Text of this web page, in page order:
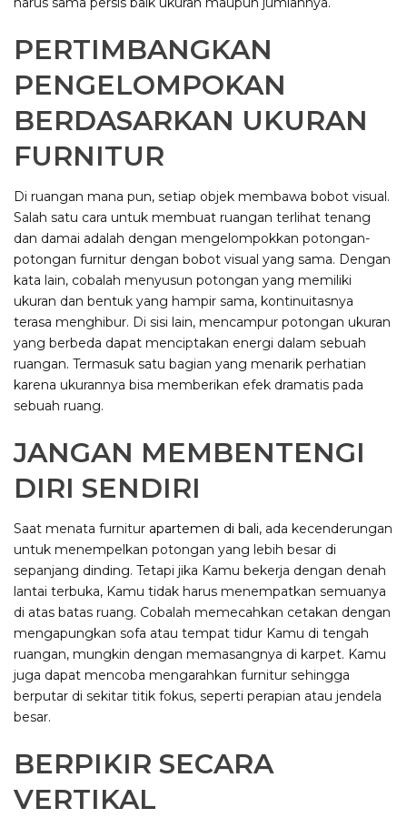
PERTIMBANGKAN
PENGELOMPOKAN
BERDASARKAN UKURAN
FURNITUR
Di ruangan mana pun, setiap objek membawa bobot visual.
Salah satu cara untuk membuat ruangan terlihat tenang
dan damai adalah dengan mengelompokkan potongan-
potongan furnitur dengan bobot visual yang sama. Dengan
kata lain, cobalah menyusun potongan yang memiliki
ukuran dan bentuk yang hampir sama, kontinuitasnya
terasa menghibur. Di sisi lain, mencampur potongan ukuran
yang berbeda dapat menciptakan energi dalam sebuah
ruangan. Termasuk satu bagian yang menarik perhatian
karena ukurannya bisa memberikan efek dramatis pada
sebuah ruang.
JANGAN MEMBENTENGI
DIRI SENDIRI
Saat menata furnitur apartemen di bali, ada kecenderungan
untuk menempelkan potongan yang lebih besar di
sepanjang dinding. Tetapi jika Kamu bekerja dengan denah
lantai terbuka, Kamu tidak harus menempatkan semuanya
di atas batas ruang. Cobalah memecahkan cetakan dengan
mengapungkan sofa atau tempat tidur Kamu di tengah
ruangan, mungkin dengan memasangnya di karpet. Kamu
juga dapat mencoba mengarahkan furnitur sehingga
berputar di sekitar titik fokus, seperti perapian atau jendela
besar.
BERPIKIR SECARA
VERTIKAL